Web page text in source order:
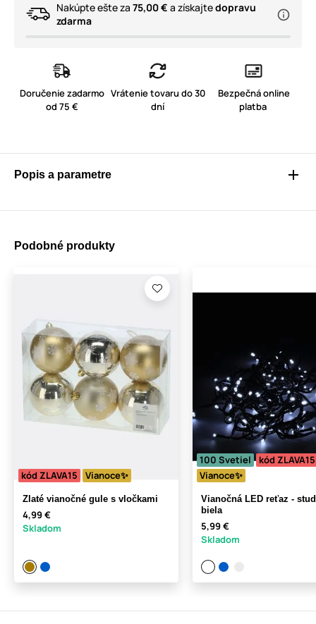
Nakúpte ešte za 75,00 € a získajtedopravu
zdarma
Doručenie zadarmo
od 75 €
Vrátenie tovaru do 30
dní
Bezpečná online
platba
Popis a parametre
Podobné produkty
kód ZLAVA15 Vianoce✨
Zlaté vianočné gule s vločkami
4,99 €
Skladom
100 Svetiel
kód ZLAVA15
Vianoce✨
Vianočná LED reťaz -
biela
5,99 €
Skladom